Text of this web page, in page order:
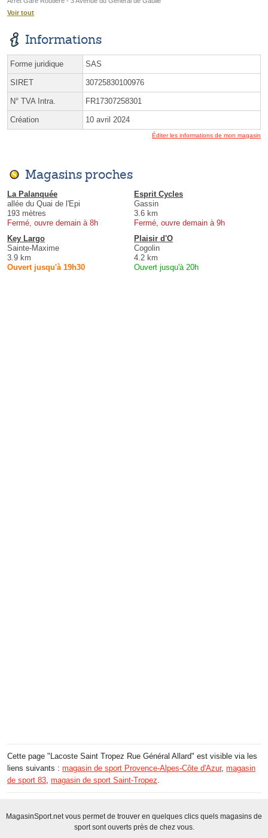
Voir tout
Informations
Forme juridique SAS
SIRET 30725830100976
N° TVA Intra. FR17307258301
Création 10 avril 2024
Éditer les informations de mon magasin
Magasins proches
La Palanquée
allée du Quai de l'Epi
193 mètres
Fermé, ouvre demain à 8h
Esprit Cycles
Gassin
3.6 km
Fermé, ouvre demain à 9h
Key Largo
Sainte-Maxime
3.9 km
Ouvert jusqu'à 19h30
Plaisir d'O
Cogolin
4.2 km
Ouvert jusqu'à 20h
Cette page "Lacoste Saint Tropez Rue Général Allard" est visible via les
liens suivants : magasin de sport Provence-Alpes-Côte d'Azur, magasin
de sport 83, magasin de sport Saint-Tropez.
MagasinSport.net vous permet de trouver en quelques clics quels magasins de
sport sont ouverts près de chez vous.